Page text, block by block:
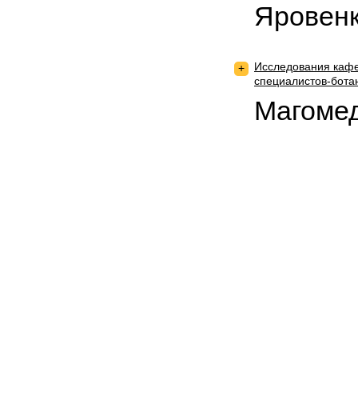
+
Исследования
специалистов-